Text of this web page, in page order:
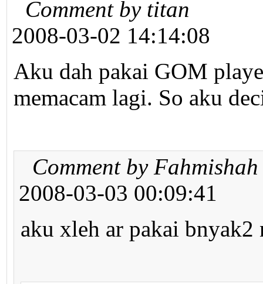
Comment by titan
2008-03-02 14:14:08
Aku dah pakai GOM
memacam lagi. So aku
Comment by Fahmishah
2008-03-03 00:09:41
aku xleh ar pakai